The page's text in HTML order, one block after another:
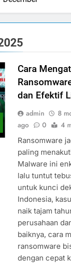
Cara
dan Efektif
admin
8
ago
0 4
Ransomware
paling
Malware ini
lalu tuntut
untuk kunci
Indonesia,
naik tajam
perusahaan
baiknya, cara
ransomware
dengan cepat